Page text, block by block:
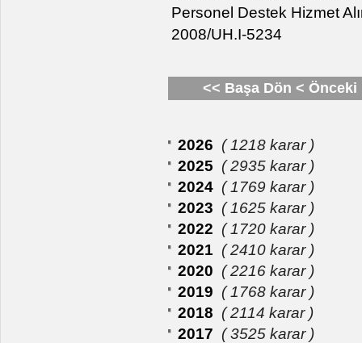
Personel Destek Hizmet
2008/UH.I-5234
<< Başa Dön < Önceki
2026 ( 1218 karar )
2025 ( 2935 karar )
2024 ( 1769 karar )
2023 ( 1625 karar )
2022 ( 1720 karar )
2021 ( 2410 karar )
2020 ( 2216 karar )
2019 ( 1768 karar )
2018 ( 2114 karar )
2017 ( 3525 karar )